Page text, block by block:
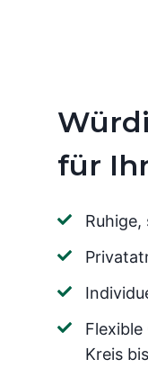
für
Kreis